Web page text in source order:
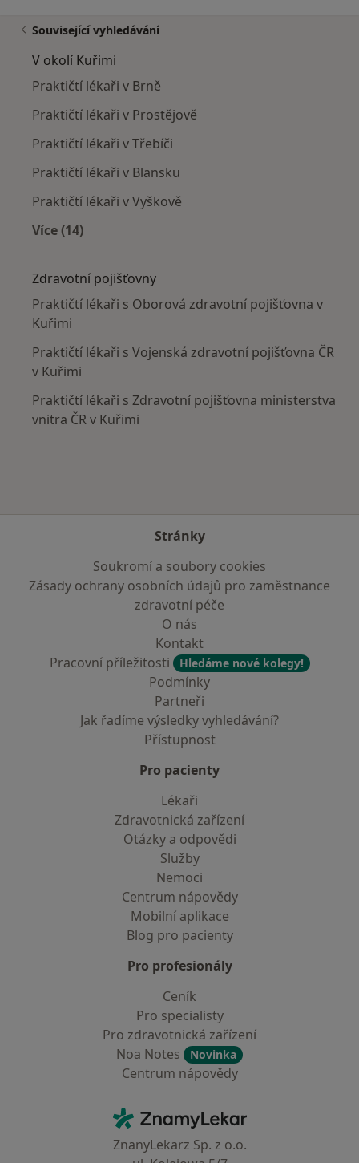
Související vyhledávání
V okolí Kuřimi
Praktičtí lékaři v Brně
Praktičtí lékaři v Prostějově
Praktičtí lékaři v Třebíči
Praktičtí lékaři v Blansku
Praktičtí lékaři v Vyškově
Více (14)
Zdravotní pojišťovny
Praktičtí lékaři s Oborová zdravotní pojišťovna v
Kuřimi
Praktičtí lékaři s Vojenská zdravotní pojišťovna ČR
v Kuřimi
Praktičtí lékaři s Zdravotní pojišťovna ministerstva
vnitra ČR v Kuřimi
Stránky
Soukromí a soubory cookies
Zásady ochrany osobních údajů pro zaměstnance
zdravotní péče
O nás
Kontakt
Pracovní příležitosti
Hledáme nové kolegy!
Podmínky
Partneři
Jak řadíme výsledky vyhledávání?
Přístupnost
Pro pacienty
Lékaři
Zdravotnická zařízení
Otázky a odpovědi
Služby
Nemoci
Centrum nápovědy
Mobilní aplikace
Blog pro pacienty
Pro profesionály
Ceník
Pro specialisty
Pro zdravotnická zařízení
Noa Notes
Novinka
Centrum nápovědy
ZnamyLekar - Hlavní stránka
ZnanyLekarz Sp. z o.o.